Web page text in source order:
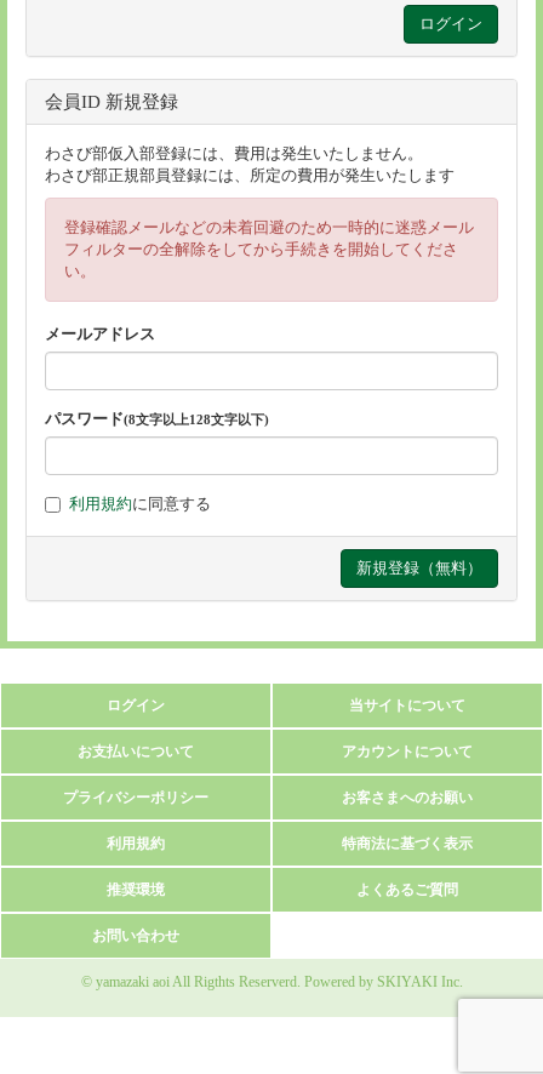
会員ID 新規登録
わさび部仮入部登録には、費用は発生いたしません。
わさび部正規部員登録には、所定の費用が発生いたします
登録確認メールなどの未着回避のため一時的に迷惑メール
フィルターの全解除をしてから手続きを開始してくださ
い。
メールアドレス
パスワード(8文字以上128文字以下)
利用規約に同意する
ログイン 当サイトについて
お支払いについて アカウントについて
プライバシーポリシー お客さまへのお願い
利用規約 特商法に基づく表示
推奨環境 よくあるご質問
お問い合わせ
© yamazaki aoi All Rigthts Reserverd. Powered by SKIYAKI Inc.